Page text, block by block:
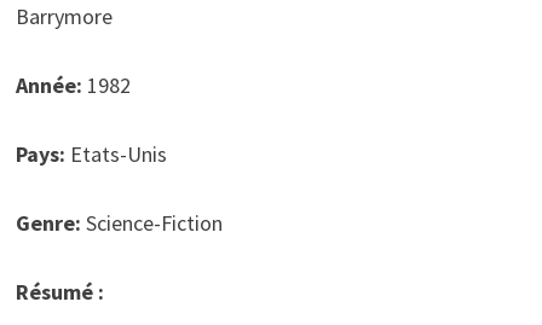
Barrymore
Année: 1982
Pays: Etats-Unis
Genre: Science-Fiction
Résumé :